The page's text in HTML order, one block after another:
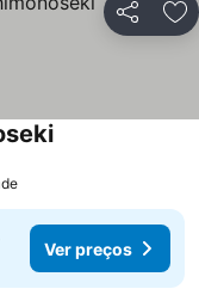
Partilhar
Ver preços